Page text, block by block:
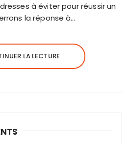
à éviter pour réussir un
la réponse à…
LA LECTURE